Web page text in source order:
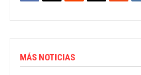
MÁS NOTICIAS